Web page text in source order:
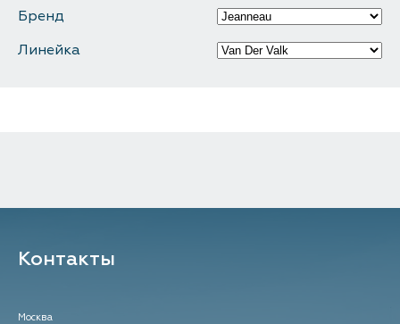
О компании
Бренд
Линейка
Контакты
Москва